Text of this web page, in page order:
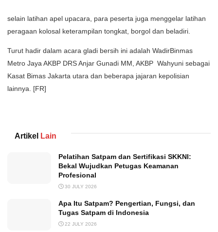
selain latihan apel upacara, para peserta juga menggelar latihan
peragaan kolosal keterampilan tongkat, borgol dan beladiri.
Turut hadir dalam acara gladi bersih ini adalah WadirBinmas
Metro Jaya AKBP DRS Anjar Gunadi MM, AKBP Wahyuni sebagai
Kasat Bimas Jakarta utara dan beberapa jajaran kepolisian
lainnya. [FR]
Artikel Lain
Pelatihan Satpam dan Sertifikasi SKKNI:
Bekal Wujudkan Petugas Keamanan
Profesional
30 JULY 2026
Apa Itu Satpam? Pengertian, Fungsi, dan
Tugas Satpam di Indonesia
22 JULY 2026